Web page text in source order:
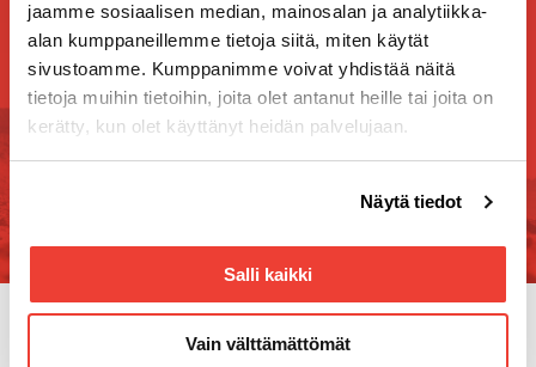
jaamme sosiaalisen median, mainosalan ja analytiikka-
alan kumppaneillemme tietoja siitä, miten käytät
sivustoamme. Kumppanimme voivat yhdistää näitä
tietoja muihin tietoihin, joita olet antanut heille tai joita on
kerätty, kun olet käyttänyt heidän palvelujaan.
linkistä.
Näytä tiedot
Salli kaikki
Vain välttämättömät
Tilaa Rotatorin uutiskirje
Uutiskirjeen tilaajana kuulet ensimmäisten joukossa
tulevista tapahtumista, kilpailuista ja kampanjoista!